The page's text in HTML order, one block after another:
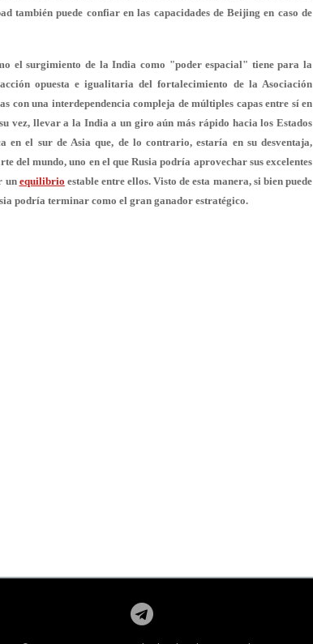
también puede confiar en las capacidades de Beijing en caso de
el surgimiento de la India como "poder espacial" tiene para la
opuesta e igualitaria del fortalecimiento de la Asociación
con una interdependencia compleja de múltiples capas entre sí en
vez, llevar a la India a un giro aún más rápido hacia los Estados
el sur de Asia que, de lo contrario, estaría en su desventaja,
del mundo, uno en el que Rusia podría aprovechar sus excelentes
un equilibrio estable entre ellos. Visto de esta manera, si bien puede
podría terminar como el gran ganador estratégico.